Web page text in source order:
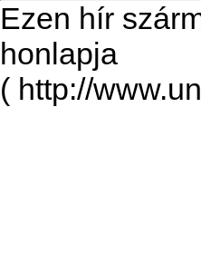
Ezen hír
honlapja
( http://